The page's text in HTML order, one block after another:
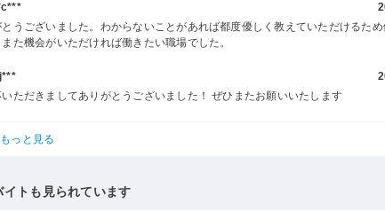
うございました。わからないことがあれば都度優しく教えていただけるた
た機会がいただければ働きたい職場でした。
ただきましてありがとうございました！ ぜひまたお願いいたします
っと見る
イトも見られています